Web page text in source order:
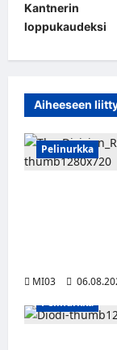
t
n
a
i
g
a
Kantnerin
loppukaudeksi
Aiheeseen
Pelinurkka
MI03
Pelinurkka